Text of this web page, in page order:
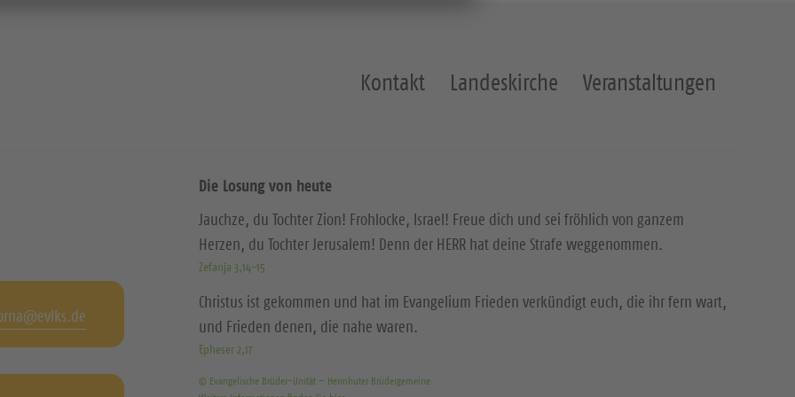
Kontakt Landeskirche Veranstaltungen
Die Losung von heute
Jauchze, du Tochter Zion! Frohlocke, Israel! Freue dich und sei fröhlich von ganzem
Herzen, du Tochter Jerusalem! Denn der HERR hat deine Strafe weggenommen.
Zefanja 3,14-15
Christus ist gekommen und hat im Evangelium Frieden verkündigt euch, die ihr fern wart,
und Frieden denen, die nahe waren.
Epheser 2,17
© Evangelische Brüder-Unität – Herrnhuter Brüdergemeine